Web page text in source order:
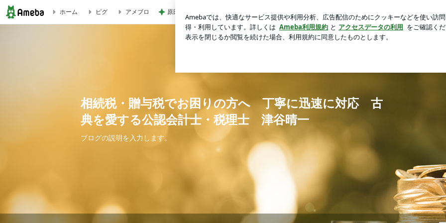
相続税・贈与税でお困りの方へ 丁寧に迅速に対応 古典を愛する公認会計士・税理士 津谷晴一
ホーム ピグ アメブロ 原田龍二 信条であるアニミズム精神
相続税・贈与税でお困りの方へ 丁寧に迅速に対応 古
典を愛する公認会計士・税理士 津谷晴一
ブログの説明を入力します。